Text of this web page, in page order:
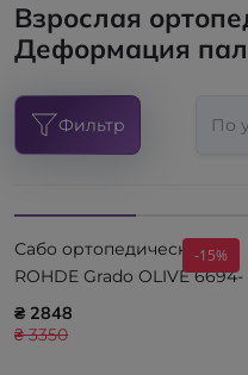
Взрослая
Деформация
Фильтр
-15%
Сабо ортопедические
ROHDE Grado OLIVE 6694-
61
₴ 2848
₴ 3350